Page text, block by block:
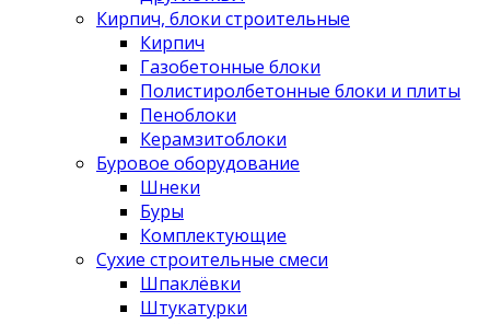
Кирпич, блоки строительные
Кирпич
Газобетонные блоки
Полистиролбетонные блоки и плиты
Пеноблоки
Керамзитоблоки
Буровое оборудование
Шнеки
Буры
Комплектующие
Сухие строительные смеси
Шпаклёвки
Штукатурки